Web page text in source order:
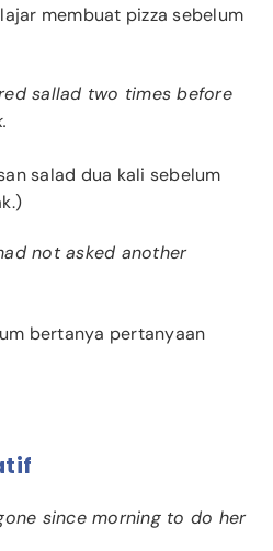
membuat pizza sebelum
sallad two times before
salad dua kali sebelum
not asked another
bertanya pertanyaan
since morning to do her